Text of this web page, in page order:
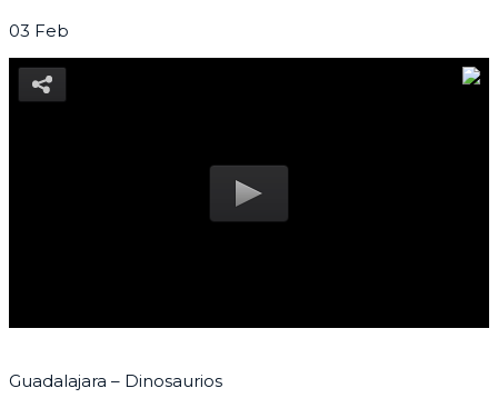
03 Feb
Guadalajara – Dinosaurios